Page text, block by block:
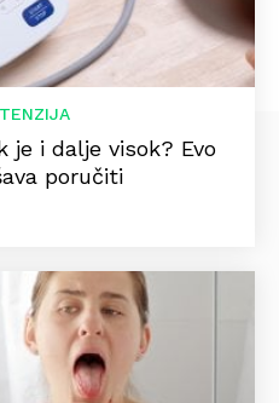
je i dalje visok? Evo
poručiti